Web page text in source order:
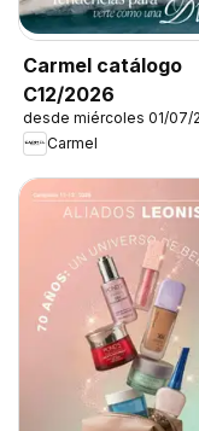
Carmel catálogo
C12/2026
desde miércoles 01/07/
Carmel